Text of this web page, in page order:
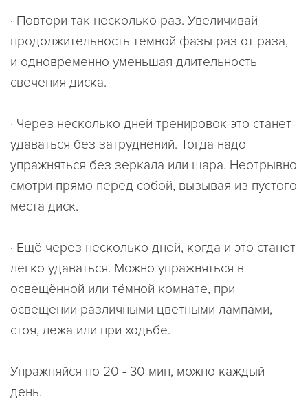
· Повтори так несколько раз. Увеличивай
продолжительность темной фазы раз от раза,
и одновременно уменьшая длительность
свечения диска.
· Через несколько дней тренировок это станет
удаваться без затруднений. Тогда надо
упражняться без зеркала или шара. Неотрывно
смотри прямо перед собой, вызывая из пустого
места диск.
· Ещё через несколько дней, когда и это станет
легко удаваться. Можно упражняться в
освещённой или тёмной комнате, при
освещении различными цветными лампами,
стоя, лежа или при ходьбе.
Упражняйся по 20 - 30 мин, можно каждый
день.